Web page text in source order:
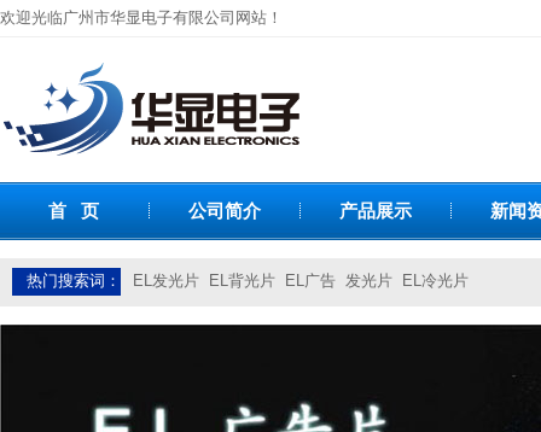
欢迎光临广州市华显电子有限公司网站！
首 页 公司简介 产品展示 新闻
热门搜索词： EL发光片 EL背光片 EL广告 发光片 EL冷光片